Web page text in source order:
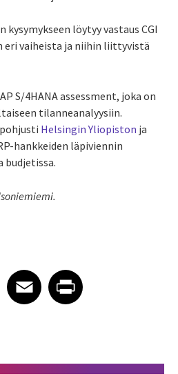
kysymykseen löytyy vastaus CGI
eri vaiheista ja niihin liittyvistä
S/4HANA assessment, joka on
tilanneanalyysiin.
Helsingin Yliopiston ja
hankkeiden läpiviennin
budjetissa.
on Facebook
Facebook
Share article on Email
EmailShare article on Print